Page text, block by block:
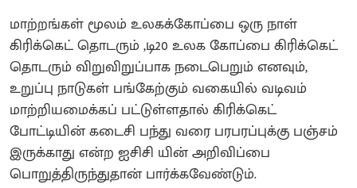
மாற்றங்கள் மூலம் உலகக்கோப்பை ஒரு நாள்
கிரிக்கெட் தொடரும் ,டி20 உலக கோப்பை கிரிக்கெட்
தொடரும் விறுவிறுப்பாக நடைபெறும் எனவும்,
உறுப்பு நாடுகள் பங்கேற்கும் வகையில் வடிவம்
மாற்றியமைக்கப் பட்டுள்ளதால் கிரிக்கெட்
போட்டியின் கடைசி பந்து வரை பரபரப்புக்கு பஞ்சம்
இருக்காது என்ற ஐசிசி யின் அறிவிப்பை
பொறுத்திருந்துதான் பார்க்கவேண்டும்.